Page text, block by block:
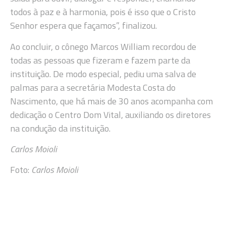
todos à paz e à harmonia, pois é isso que o Cristo
Senhor espera que façamos”, finalizou.
Ao concluir, o cônego Marcos William recordou de
todas as pessoas que fizeram e fazem parte da
instituição. De modo especial, pediu uma salva de
palmas para a secretária Modesta Costa do
Nascimento, que há mais de 30 anos acompanha com
dedicação o Centro Dom Vital, auxiliando os diretores
na condução da instituição.
Carlos Moioli
Foto: Carlos Moioli